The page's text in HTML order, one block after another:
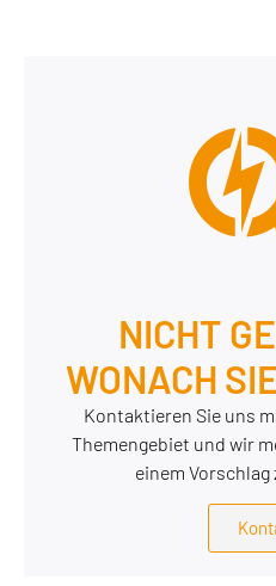
NICHT
WONACH
Kontaktieren Sie uns
Themengebiet und wir
einem